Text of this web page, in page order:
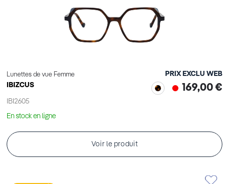
Lunettes de vue Femme
IBIZCUS
IBI2605
PRIX EXCLU WEB
169,00 €
En stock en ligne
Voir le produit